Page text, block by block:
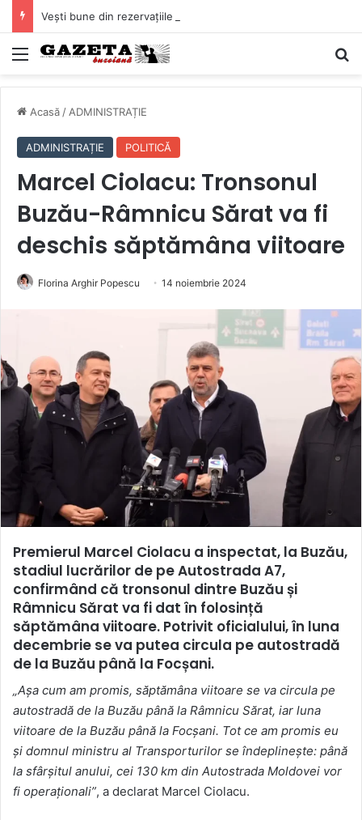
Mediu
Acasă / ADMINISTRAȚIE
ADMINISTRAȚIE POLITICĂ
Marcel Ciolacu: Tronsonul
Buzău-Râmnicu Sărat va fi
deschis săptămâna viitoare
Florina Arghir Popescu 14 noiembrie 2024
Premierul Marcel Ciolacu a inspectat, la Buzău,
stadiul lucrărilor de pe Autostrada A7,
confirmând că tronsonul dintre Buzău și
Râmnicu Sărat va fi dat în folosință
săptămâna viitoare. Potrivit oficialului, în luna
decembrie se va putea circula pe autostradă
de la Buzău până la Focșani.
„Așa cum am promis, săptămâna viitoare se va circula pe
autostradă de la Buzău până la Râmnicu Sărat, iar luna
viitoare de la Buzău până la Focșani. Tot ce am promis eu
și domnul ministru al Transporturilor se îndeplinește: până
la sfârșitul anului, cei 130 km din Autostrada Moldovei vor
fi operaționali”, a declarat Marcel Ciolacu.